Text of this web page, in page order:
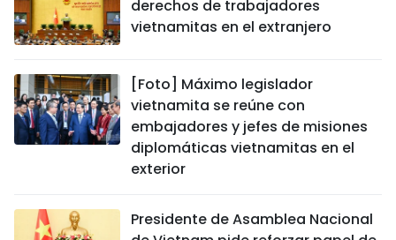
derechos de trabajadores
vietnamitas en el extranjero
[Foto] Máximo legislador
vietnamita se reúne con
embajadores y jefes de misiones
diplomáticas vietnamitas en el
exterior
Presidente de Asamblea Nacional